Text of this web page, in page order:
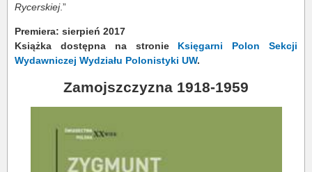
Rycerskiej.”
Premiera: sierpień 2017
Książka dostępna na stronie Księgarni Polon Sekcji
Wydawniczej Wydziału Polonistyki UW.
Zamojszczyzna 1918-1959